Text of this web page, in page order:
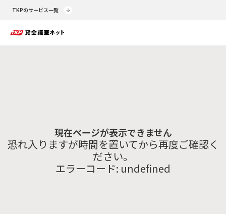
TKPのサービス一覧
現在ページが表示できません
恐れ入りますが時間を置いてから再度ご確認く
ださい。
エラーコード: undefined